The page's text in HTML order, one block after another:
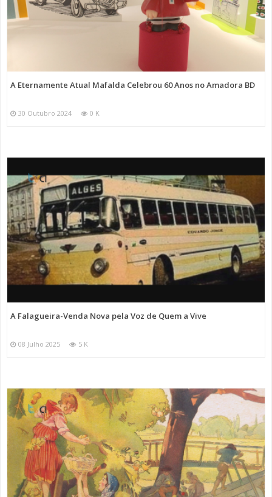
A Eternamente Atual Mafalda Celebrou 60 Anos no Amadora BD
30 Outubro 2024 0 K
A Falagueira-Venda Nova pela Voz de Quem a Vive
08 Julho 2025 5 K